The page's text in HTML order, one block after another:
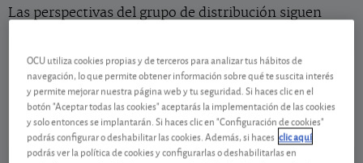
Las perspectivas del grupo de distribución siguen
Ahold Delhaize
NL0011794037
05/08/2026 Ámsterdam
34,44 EUR
-
Ver detalladamente
OCU utiliza cookies propias y de terceros para analizar tus hábitos de
navegación, lo que permite obtener información sobre qué te suscita interés
y permite mejorar nuestra página web y tu seguridad. Si haces clic en el
botón "Aceptar todas las cookies" aceptarás la implementación de las cookies
y solo entonces se implantarán. Si haces clic en "Configuración de cookies"
podrás configurar o deshabilitar las cookies. Además, si haces clic aquí
podrás ver la política de cookies y configurarlas o deshabilitarlas en